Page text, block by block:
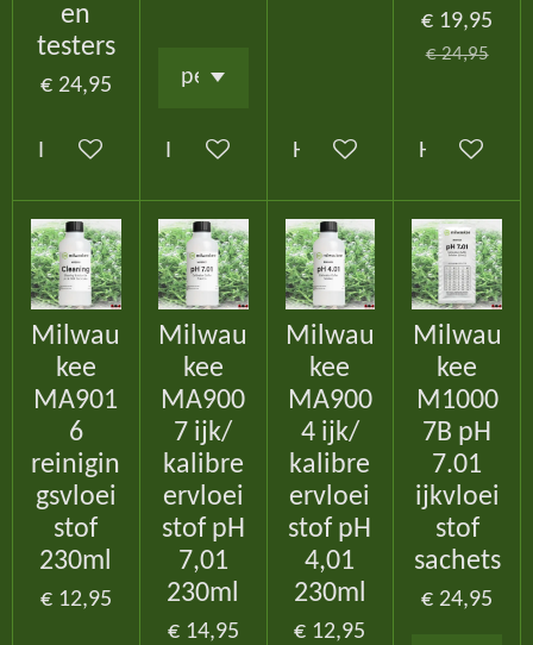
en
testers
€ 24,95
In winkelwagenIn winkelwagenHoud mij op de hoogte
€ 19,95
€ 24,95
Houd mij
Milwau
kee
MA901
6
reinigin
gsvloei
stof
230ml
€ 12,95
Milwau
kee
MA900
7 ijk/
kalibre
ervloei
stof pH
7,01
230ml
€ 14,95
Milwau
kee
MA900
4 ijk/
kalibre
ervloei
stof pH
4,01
230ml
€ 12,95
Milwau
kee
M1000
7B pH
7.01
ijkvloei
stof
sachets
€ 24,95